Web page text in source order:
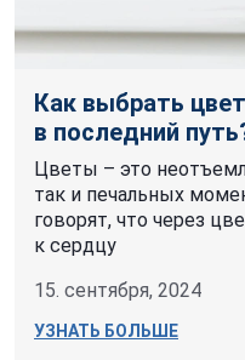
Как выбрать
в последний
Цветы – это
так и печальных
говорят, что через
к сердцу
15. сентября, 2024
УЗНАТЬ БОЛЬШЕ